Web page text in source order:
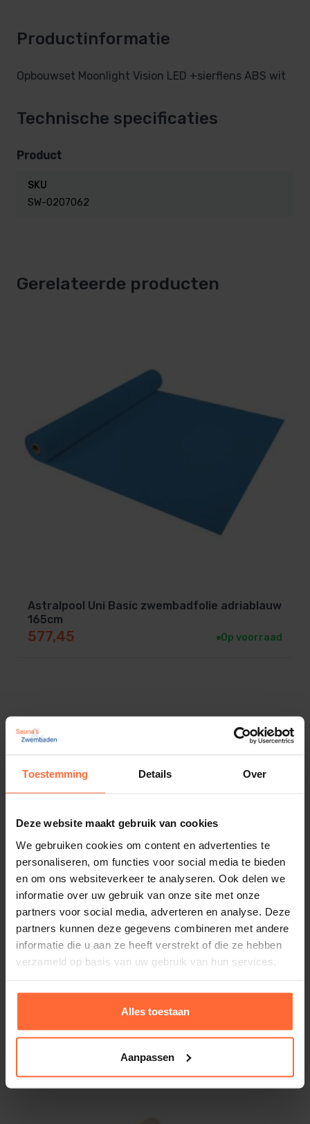
Toestemming Details Over
Deze website maakt gebruik van cookies
We gebruiken cookies om content en advertenties te
personaliseren, om functies voor social media te bieden
en om ons websiteverkeer te analyseren. Ook delen we
informatie over uw gebruik van onze site met onze
partners voor social media, adverteren en analyse. Deze
partners kunnen deze gegevens combineren met andere
informatie die u aan ze heeft verstrekt of die ze hebben
verzameld op basis van uw gebruik van hun services.
Alles toestaan
Aanpassen
Productinformatie
Opbouwset Moonlight Vision LED +sierflens ABS wit
Technische specificaties
Product
SKU
SW-0207062
Gerelateerde producten
Astralpool Uni Basic zwembadfolie adriablauw
165cm
577,45 Op voorraad